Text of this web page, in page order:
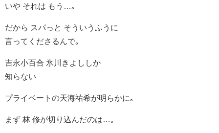
いや それは もう…｡
だから スパっと そういうふうに
言ってくださるんで｡
吉永小百合 氷川きよししか
知らない
プライベートの天海祐希が明らかに｡
まず 林 修が切り込んだのは…｡